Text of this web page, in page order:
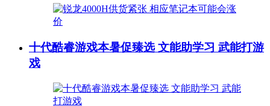
十代酷睿游戏本暑促臻选 文能助学习 武能打游
戏